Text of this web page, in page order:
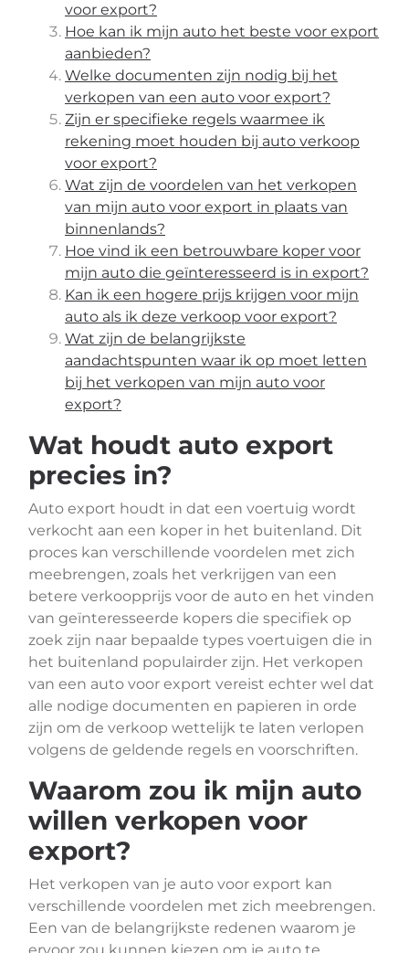
voor export?
Hoe kan ik mijn auto het beste voor export
aanbieden?
Welke documenten zijn nodig bij het
verkopen van een auto voor export?
Zijn er specifieke regels waarmee ik
rekening moet houden bij auto verkoop
voor export?
Wat zijn de voordelen van het verkopen
van mijn auto voor export in plaats van
binnenlands?
Hoe vind ik een betrouwbare koper voor
mijn auto die geïnteresseerd is in export?
Kan ik een hogere prijs krijgen voor mijn
auto als ik deze verkoop voor export?
Wat zijn de belangrijkste
aandachtspunten waar ik op moet letten
bij het verkopen van mijn auto voor
export?
Wat houdt auto export
precies in?
Auto export houdt in dat een voertuig wordt
verkocht aan een koper in het buitenland. Dit
proces kan verschillende voordelen met zich
meebrengen, zoals het verkrijgen van een
betere verkoopprijs voor de auto en het vinden
van geïnteresseerde kopers die specifiek op
zoek zijn naar bepaalde types voertuigen die in
het buitenland populairder zijn. Het verkopen
van een auto voor export vereist echter wel dat
alle nodige documenten en papieren in orde
zijn om de verkoop wettelijk te laten verlopen
volgens de geldende regels en voorschriften.
Waarom zou ik mijn auto
willen verkopen voor
export?
Het verkopen van je auto voor export kan
verschillende voordelen met zich meebrengen.
Een van de belangrijkste redenen waarom je